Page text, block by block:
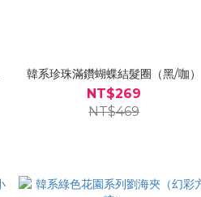
韓系珍珠滿鑽蝴蝶結髮圈（黑/咖）
NT$269
NT$469